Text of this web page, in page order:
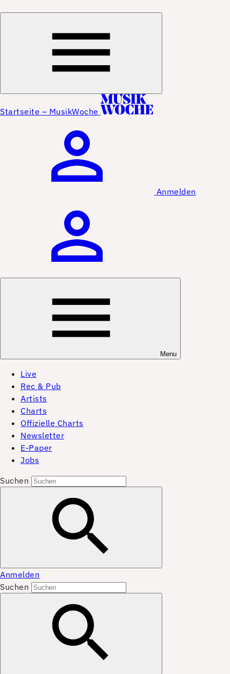
Startseite – MusikWoche
Anmelden
Menu
Live
Rec & Pub
Artists
Charts
Offizielle Charts
Newsletter
E-Paper
Jobs
Suchen
Anmelden
Suchen